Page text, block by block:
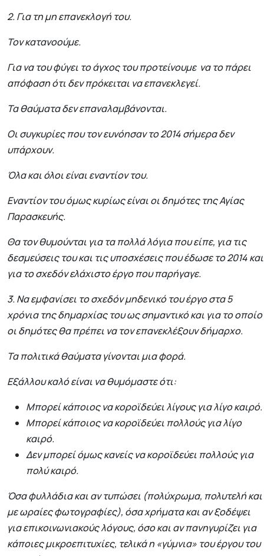
2. Για τη μη επανεκλογή του.
Τον κατανοούμε.
Για να του φύγει το άγχος του προτείνουμε να το πάρει
απόφαση ότι δεν πρόκειται να επανεκλεγεί.
Τα θαύματα δεν επαναλαμβάνονται.
Οι συγκυρίες που τον ευνόησαν το 2014 σήμερα δεν
υπάρχουν.
Όλα και όλοι είναι εναντίον του.
Εναντίον του όμως κυρίως είναι οι δημότες της Αγίας
Παρασκευής.
Θα τον θυμούνται για τα πολλά λόγια που είπε, για τις
δεσμεύσεις του και τις υποσχέσεις που έδωσε το 2014 και
για το σχεδόν ελάχιστο έργο που παρήγαγε.
3. Να εμφανίσει το σχεδόν μηδενικό του έργο στα 5
χρόνια της δημαρχίας του ως σημαντικό και για το οποίο
οι δημότες θα πρέπει να τον επανεκλέξουν δήμαρχο.
Τα πολιτικά θαύματα γίνονται μια φορά.
Εξάλλου καλό είναι να θυμόμαστε ότι:
Μπορεί κάποιος να κοροϊδεύει λίγους για λίγο καιρό.
Μπορεί κάποιος να κοροϊδεύει πολλούς για λίγο
καιρό.
Δεν μπορεί όμως κανείς να κοροϊδεύει πολλούς για
πολύ καιρό.
Όσα φυλλάδια και αν τυπώσει (πολύχρωμα, πολυτελή και
με ωραίες φωτογραφίες), όσα χρήματα και αν ξοδέψει
για επικοινωνιακούς λόγους, όσο και αν πανηγυρίζει για
κάποιες μικροεπιτυχίες, τελικά η «γύμνια» του έργου του